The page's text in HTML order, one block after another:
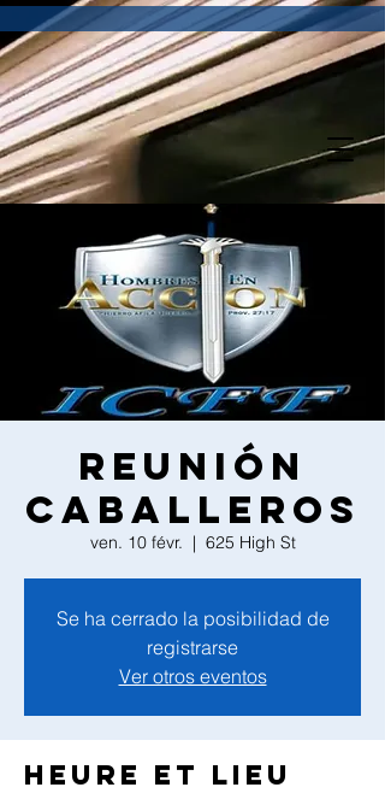
Reunión
Caballeros
ven. 10 févr.
  |
625 High St
Se ha cerrado la posibilidad de
registrarse
Ver otros eventos
Heure et lieu